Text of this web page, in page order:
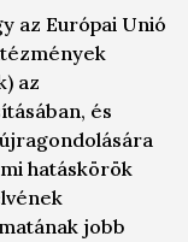
az Európai Unió
az
és
hatáskörök
jobb